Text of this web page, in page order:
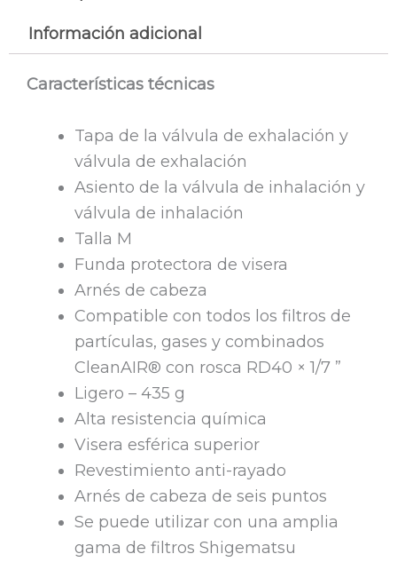
Información adicional
Características técnicas
Tapa de la válvula de exhalación y
válvula de exhalación
Asiento de la válvula de inhalación y
válvula de inhalación
Talla M
Funda protectora de visera
Arnés de cabeza
Compatible con todos los filtros de
partículas, gases y combinados
CleanAIR® con rosca RD40 × 1/7 ”
Ligero – 435 g
Alta resistencia química
Visera esférica superior
Revestimiento anti-rayado
Arnés de cabeza de seis puntos
Se puede utilizar con una amplia
gama de filtros Shigematsu